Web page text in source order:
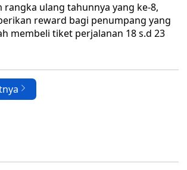
rangka ulang tahunnya yang ke-8,
reward bagi penumpang yang
membeli tiket perjalanan 18 s.d 23